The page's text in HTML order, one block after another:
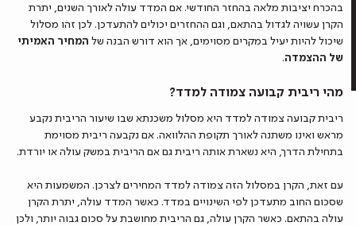
בהכרח יציבות מלאה בהחזר החודשי. אם המדד עולה לאורך השנים, יתרת
הקרן עשויה לגדול בהתאם, וגם ההחזרים יכולים להתעדכן. לכן זהו מסלול
שיכול להיות יעיל במקרים מסוימים, אך הוא דורש הבנה של המחיר האמיתי
של ההצמדה.
מהי ריבית קבועה צמודה למדד?
ריבית קבועה צמודה למדד היא מסלול משכנתא שבו שיעור הריבית נקבע
מראש ואינו משתנה לאורך תקופת ההלוואה. אם נקבעה ריבית מסוימת
בתחילת הדרך, היא נשארת אותה ריבית גם אם הריבית במשק עולה או יורדת.
עם זאת, הקרן במסלול הזה צמודה למדד המחירים לצרכן. המשמעות היא
שסכום החוב מתעדכן לפי השינויים במדד. כאשר המדד עולה, יתרת הקרן
עולה בהתאם. כאשר הקרן עולה, גם הריבית מחושבת על סכום גבוה יותר, ולכן